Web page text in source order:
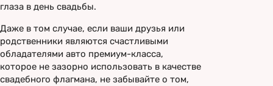
глаза в день свадьбы.
Даже в том случае, если ваши друзья или
родственники являются счастливыми
обладателями авто премиум-класса,
которое не зазорно использовать в качестве
свадебного флагмана, не забывайте о том,